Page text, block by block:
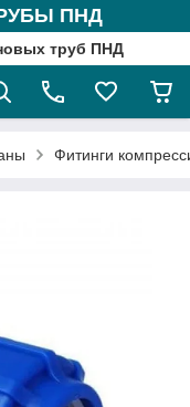
ПНД
труб ПНД
Фитинги